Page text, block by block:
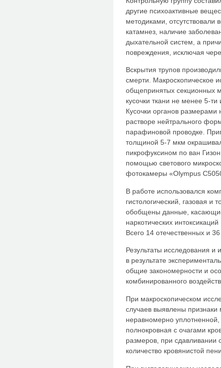
другие психоактивные
методиками, отсутствовали
катамнез, наличие
дыхательной систем, а
повреждения, исключая
Вскрытия трупов
смерти. Макроскопическое
общепринятых секционных
кусочки ткани не менее 5-
Кусочки органов
растворе нейтрального
парафиновой проводке.
толщиной 5-7 мкм
пикрофуксином по ван
помощью светового
фотокамеры «Olympus
В работе использовался
гистологический, газовая
обобщены данные,
наркотических
Всего 14 отечественных и
Результаты исследования
в результате
общие закономерности и
комбинированного
При макроскопическом
случаев выявлены признаки
неравномерно уплотненной,
полнокровная с очагами
размеров, при сдавливании
количество кровянистой